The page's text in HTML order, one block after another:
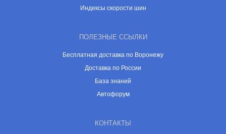
Индексы скорости шин
ПОЛЕЗНЫЕ ССЫЛКИ
Бесплатная доставка по Воронежу
Доставка по России
База знаний
Автофорум
КОНТАКТЫ